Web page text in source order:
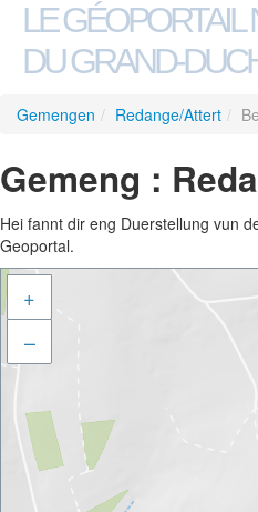
LE GÉOPORTAIL
DU GRAND-
Gemengen / Redange/Attert /
Gemeng :
Hei fannt dir eng Duerstellung vun
Geoportal.
+
–